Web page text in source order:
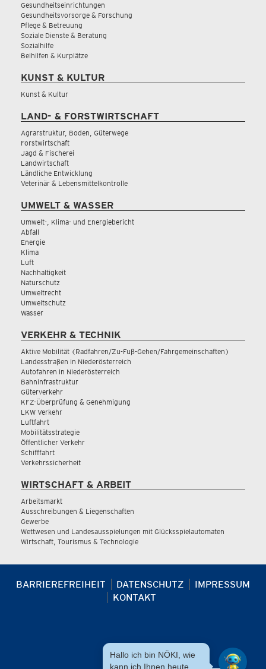
Gesundheitseinrichtungen
Gesundheitsvorsorge & Forschung
Pflege & Betreuung
Soziale Dienste & Beratung
Sozialhilfe
Beihilfen & Kurplätze
KUNST & KULTUR
Kunst & Kultur
LAND- & FORSTWIRTSCHAFT
Agrarstruktur, Boden, Güterwege
Forstwirtschaft
Jagd & Fischerei
Landwirtschaft
Ländliche Entwicklung
Veterinär & Lebensmittelkontrolle
UMWELT & WASSER
Umwelt-, Klima- und Energiebericht
Abfall
Energie
Klima
Luft
Nachhaltigkeit
Naturschutz
Umweltrecht
Umweltschutz
Wasser
VERKEHR & TECHNIK
Aktive Mobilität (Radfahren/Zu-Fuß-Gehen/Fahrgemeinschaften)
Landesstraßen in Niederösterreich
Autofahren in Niederösterreich
Bahninfrastruktur
Güterverkehr
KFZ-Überprüfung & Genehmigung
LKW Verkehr
Luftfahrt
Mobilitätsstrategie
Öffentlicher Verkehr
Schifffahrt
Verkehrssicherheit
WIRTSCHAFT & ARBEIT
Arbeitsmarkt
Ausschreibungen & Liegenschaften
Gewerbe
Wettwesen und Landesausspielungen mit Glücksspielautomaten
Wirtschaft, Tourismus & Technologie
BARRIEREFREIHEIT DATENSCHUTZ
IMPRESSUM
KONTAKT
Hallo ich bin NÖKI, wie
kann ich Ihnen heute